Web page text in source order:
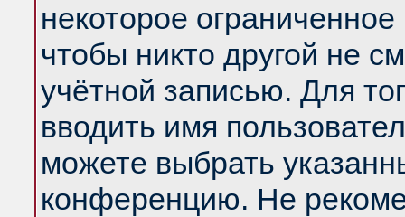
некоторое
чтобы никто другой не
учётной записью. Для
вводить имя
можете выбрать
конференцию. Не